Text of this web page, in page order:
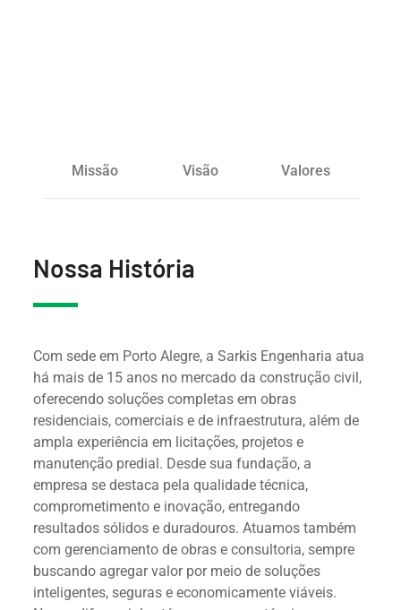
Missão Visão Valores
Nossa História
Com sede em Porto Alegre, a Sarkis Engenharia atua
há mais de 15 anos no mercado da construção civil,
oferecendo soluções completas em obras
residenciais, comerciais e de infraestrutura, além de
ampla experiência em licitações, projetos e
manutenção predial. Desde sua fundação, a
empresa se destaca pela qualidade técnica,
comprometimento e inovação, entregando
resultados sólidos e duradouros. Atuamos também
com gerenciamento de obras e consultoria, sempre
buscando agregar valor por meio de soluções
inteligentes, seguras e economicamente viáveis.